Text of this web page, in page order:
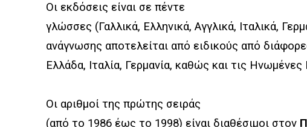
Οι εκδόσεις είναι σε πέντε
γλώσσες (Γαλλικά, Ελληνικά, Αγγλικά, Ιταλικά,
ανάγνωσης αποτελείται από ειδικούς από
Ελλάδα, Ιταλία, Γερμανία, καθώς και τις Ηνωμένες
Οι αριθμοί της πρώτης σειράς
(από το 1986 έως το 1998) είναι διαθέσιμοι στον